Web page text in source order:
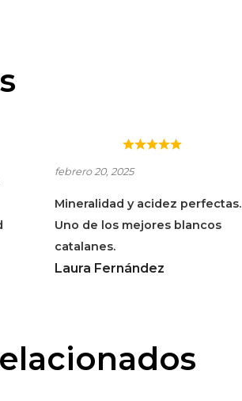
CAN SUMOI XAREL·LO
febrero 20, 2025
Mineralidad y acidez perfectas.
Uno de los mejores blancos
catalanes.
Laura Fernández